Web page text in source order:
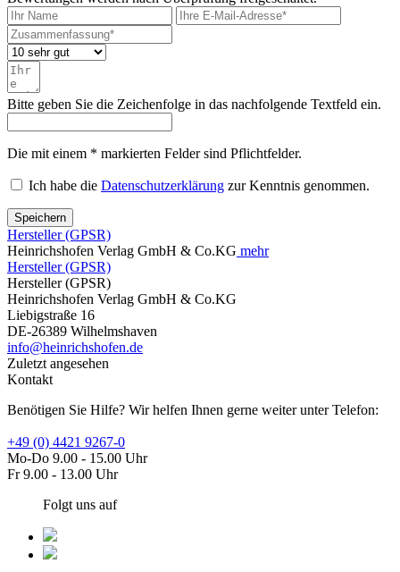
Bitte geben Sie die Zeichenfolge in das nachfolgende Textfeld ein.
Die mit einem * markierten Felder sind Pflichtfelder.
Ich habe die Datenschutzerklärung zur Kenntnis genommen.
Speichern
Hersteller (GPSR)
Heinrichshofen Verlag GmbH & Co.KG mehr
Hersteller (GPSR)
Hersteller (GPSR)
Heinrichshofen Verlag GmbH & Co.KG
Liebigstraße 16
DE-26389 Wilhelmshaven
info@heinrichshofen.de
Zuletzt angesehen
Kontakt
Benötigen Sie Hilfe? Wir helfen Ihnen gerne weiter unter Telefon:
+49 (0) 4421 9267-0
Mo-Do 9.00 - 15.00 Uhr
Fr 9.00 - 13.00 Uhr
Folgt uns auf